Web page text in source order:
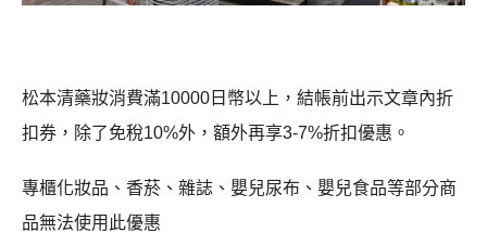
松本清藥妝消費滿10000日幣以上，結帳前出示文章內折
扣券，除了免稅10%外，額外再享3-7%折扣優惠。
專櫃化妝品、香菸、雜誌、嬰兒尿布、嬰兒食品等部分商
品無法使用此優惠